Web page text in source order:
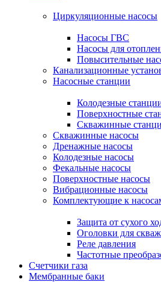
Циркуляционные насосы
Насосы ГВС
Насосы для
Повысительные
Канализационные
Насосные станции
Колодезные
Поверхностные
Скважинные
Скважинные насосы
Дренажные насосы
Колодезные насосы
Фекальные насосы
Поверхностные насосы
Вибрационные насосы
Комплектующие к
Защита от сухого
Оголовки для
Реле давления
Частотные
Счетчики газа
Мембранные баки